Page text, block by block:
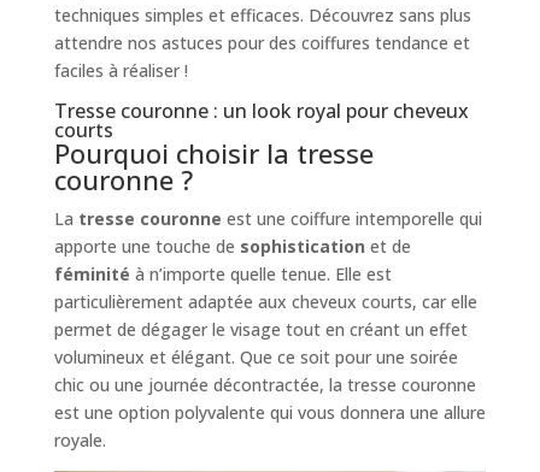
techniques simples et efficaces. Découvrez sans plus
attendre nos astuces pour des coiffures tendance et
faciles à réaliser !
Tresse couronne : un look royal pour cheveux
courts
Pourquoi choisir la tresse
couronne ?
La tresse couronne est une coiffure intemporelle qui
apporte une touche de sophistication et de
féminité à n’importe quelle tenue. Elle est
particulièrement adaptée aux cheveux courts, car elle
permet de dégager le visage tout en créant un effet
volumineux et élégant. Que ce soit pour une soirée
chic ou une journée décontractée, la tresse couronne
est une option polyvalente qui vous donnera une allure
royale.